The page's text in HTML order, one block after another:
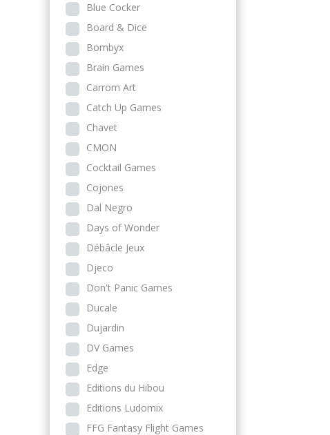
Blue Cocker
Board & Dice
Bombyx
Brain Games
Carrom Art
Catch Up Games
Chavet
CMON
Cocktail Games
Cojones
Dal Negro
Days of Wonder
Débâcle Jeux
Djeco
Don't Panic Games
Ducale
Dujardin
DV Games
Edge
Editions du Hibou
Editions Ludomix
FFG Fantasy Flight Games